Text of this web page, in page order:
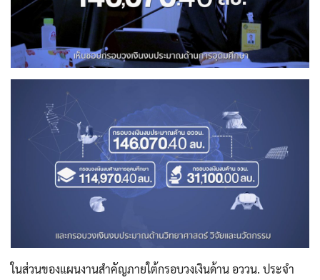
ในส่วนของแผนงานสำคัญภายใต้กรอบวงเงินด้าน อววน. ประจำ